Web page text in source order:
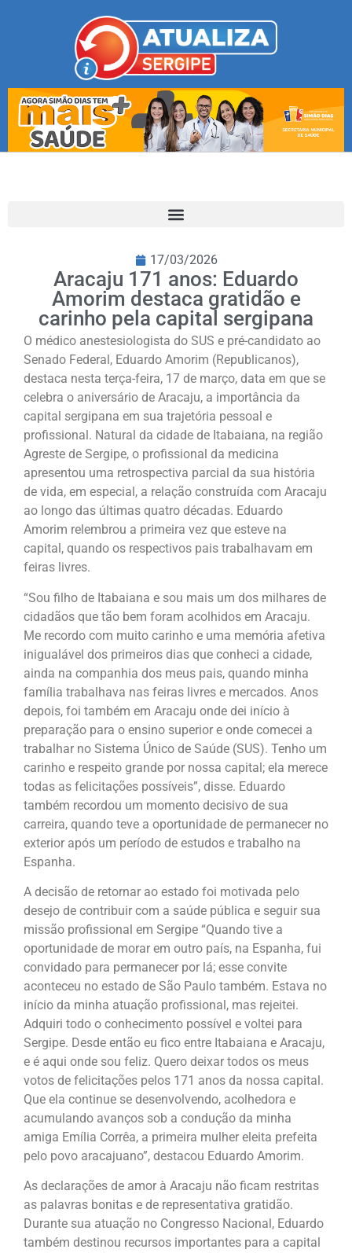
17/03/2026
Aracaju 171 anos: Eduardo
Amorim destaca gratidão e
carinho pela capital sergipana
O médico anestesiologista do SUS e pré-candidato ao
Senado Federal, Eduardo Amorim (Republicanos),
destaca nesta terça-feira, 17 de março, data em que se
celebra o aniversário de Aracaju, a importância da
capital sergipana em sua trajetória pessoal e
profissional. Natural da cidade de Itabaiana, na região
Agreste de Sergipe, o profissional da medicina
apresentou uma retrospectiva parcial da sua história
de vida, em especial, a relação construída com Aracaju
ao longo das últimas quatro décadas. Eduardo
Amorim relembrou a primeira vez que esteve na
capital, quando os respectivos pais trabalhavam em
feiras livres.
“Sou filho de Itabaiana e sou mais um dos milhares de
cidadãos que tão bem foram acolhidos em Aracaju.
Me recordo com muito carinho e uma memória afetiva
inigualável dos primeiros dias que conheci a cidade,
ainda na companhia dos meus pais, quando minha
família trabalhava nas feiras livres e mercados. Anos
depois, foi também em Aracaju onde dei início à
preparação para o ensino superior e onde comecei a
trabalhar no Sistema Único de Saúde (SUS). Tenho um
carinho e respeito grande por nossa capital; ela merece
todas as felicitações possíveis”, disse. Eduardo
também recordou um momento decisivo de sua
carreira, quando teve a oportunidade de permanecer no
exterior após um período de estudos e trabalho na
Espanha.
A decisão de retornar ao estado foi motivada pelo
desejo de contribuir com a saúde pública e seguir sua
missão profissional em Sergipe “Quando tive a
oportunidade de morar em outro país, na Espanha, fui
convidado para permanecer por lá; esse convite
aconteceu no estado de São Paulo também. Estava no
início da minha atuação profissional, mas rejeitei.
Adquiri todo o conhecimento possível e voltei para
Sergipe. Desde então eu fico entre Itabaiana e Aracaju,
e é aqui onde sou feliz. Quero deixar todos os meus
votos de felicitações pelos 171 anos da nossa capital.
Que ela continue se desenvolvendo, acolhedora e
acumulando avanços sob a condução da minha
amiga Emília Corrêa, a primeira mulher eleita prefeita
pelo povo aracajuano”, destacou Eduardo Amorim.
As declarações de amor à Aracaju não ficam restritas
as palavras bonitas e de representativa gratidão.
Durante sua atuação no Congresso Nacional, Eduardo
também destinou recursos importantes para a capital